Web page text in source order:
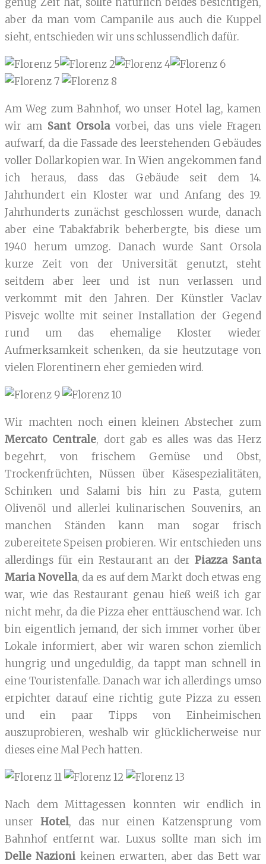
aber da man vom Campanile aus auch die Kuppel
sieht, entschieden wir uns schlussendlich dafür.
Am Weg zum Bahnhof, wo unser Hotel lag, kamen
wir am Sant Orsolavorbei, das uns viele Fragen
aufwarf, da die Fassade des leerstehenden Gebäudes
voller Dollarkopien war. In Wien angekommen fand
ich heraus, dass das Gebäude seit dem 14.
Jahrhundert ein Kloster war und Anfang des 19.
Jahrhunderts zunächst geschlossen wurde, danach
aber eine Tabakfabrik beherbergte, bis diese um
1940 herum umzog. Danach wurde Sant Orsola
kurze Zeit von der Universität genutzt, steht
seitdem aber leer und ist nun verlassen und
verkommt mit den Jahren. Der Künstler Vaclav
Pisvejc wollte mit seiner Installation der Gegend
rund um das ehemalige Kloster wieder
Aufmerksamkeit schenken, da sie heutzutage von
vielen Florentinern eher gemieden wird.
Wir machten noch einen kleinen Abstecher zum
Mercato Centrale, dort gab es alles was das Herz
begehrt, von frischem Gemüse und Obst,
Trockenfrüchten, Nüssen über Käsespezialitäten,
Schinken und Salami bis hin zu Pasta, gutem
Olivenöl und allerlei kulinarischen Souvenirs, an
manchen Ständen kann man sogar frisch
zubereitete Speisen probieren. Wir entschieden uns
allerdings für ein Restaurant an derPiazza Santa
Maria Novella, da es auf dem Markt doch etwas eng
war, wie das Restaurant genau hieß weiß ich gar
nicht mehr, da die Pizza eher enttäuschend war. Ich
bin eigentlich jemand, der sich immer vorher über
Lokale informiert, aber wir waren schon ziemlich
hungrig und ungeduldig, da tappt man schnell in
eine Touristenfalle. Danach war ich allerdings umso
erpichter darauf eine richtig gute Pizza zu essen
und ein paar Tipps von Einheimischen
auszuprobieren, weshalb wir glücklicherweise nur
dieses eine Mal Pech hatten.
Nach dem Mittagessen konnten wir endlich in
unser Hotel, das nur einen Katzensprung vom
Bahnhof entfernt war. Luxus sollte man sich im
Delle Nazioni keinen erwarten, aber das Bett war